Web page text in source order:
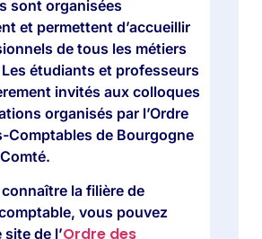
sont organisées
et permettent d’accueillir
de tous les métiers
étudiants et professeurs
invités aux colloques
organisés par l’Ordre
Comptables de Bourgogne
la filière de
vous pouvez
de l’Ordre des